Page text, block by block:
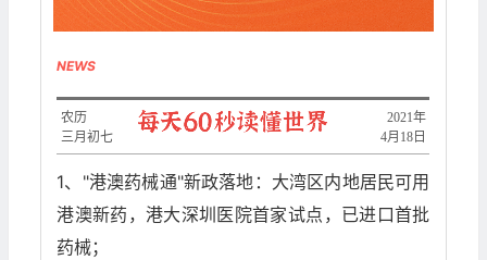
NEWS
2021年
4月18日
农历
三月初七
1、"港澳药械通"新政落地：大湾区内地居民可用
港澳新药，港大深圳医院首家试点，已进口首批
药械；